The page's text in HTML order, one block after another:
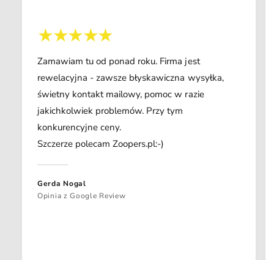
Zamawiam tu od ponad roku. Firma jest
rewelacyjna - zawsze błyskawiczna wysyłka,
świetny kontakt mailowy, pomoc w razie
jakichkolwiek problemów. Przy tym
konkurencyjne ceny.
Szczerze polecam Zoopers.pl:-)
Gerda Nogal
Opinia z Google Review